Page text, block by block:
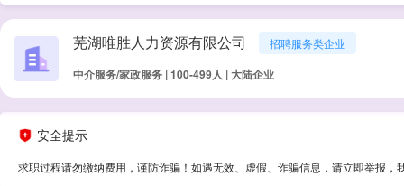
芜湖唯胜人力资源有限公司 招聘服务类企业
中介服务/家政服务 | 100-499人 | 大陆企业
安全提示
求职过程请勿缴纳费用，谨防诈骗！如遇无效、虚假、诈骗信息，请立即举报，